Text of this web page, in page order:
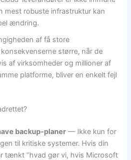
mest robuste infrastruktur kan
ændring.
af få store
større, når de
af virksomheder og millioner af
platforme, bliver en enkelt fejl
backup-planer — Ikke kun for
til kritiske systemer. Hvis din
tænkt “hvad gør vi, hvis Microsoft